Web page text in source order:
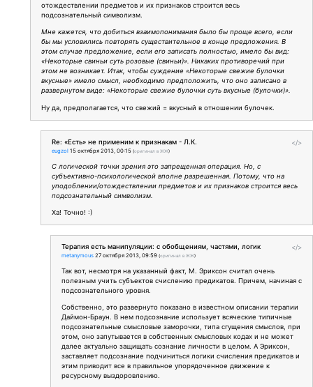
отождествлении предметов и их признаков строится весь
подсознательный символизм.
Мне кажется, что добиться взаимопонимания было бы проще всего, если
бы мы условились повторять существительное в конце предложения. В
этом случае предложение, если его записать полностью, имело бы вид:
«Некоторые свиньи суть розовые (свиньи)». Никаких противоречий при
этом не возникает. Итак, чтобы суждение «Некоторые свежие булочки
вкусные» имело смысл, необходимо предположить, что оно записано в
развернутом виде: «Некоторые свежие булочки суть вкусные (булочки)».
Ну да, предполагается, что свежий = вкусный в отношении булочек.
</>
Re: «Есть» не применим к признакам - Л.К.
eugzol 15 октября 2013, 00:15 (оригинал в ЖЖ)
С логической точки зрения это запрещенная операция. Но, с
субъективно-психологической вполне разрешенная. Потому, что на
уподоблении/отождествлении предметов и их признаков строится весь
подсознательный символизм.
Ха! Точно! :)
</>
Терапия есть манипуляции: с обобщениям, частями, логик
metanymous 27 октября 2013, 09:59 (оригинал в ЖЖ)
Так вот, несмотря на указанный факт, М. Эриксон считал очень
полезным учить субъектов счислению предикатов. Причем, начиная с
подсознательного уровня.
Собственно, это развернуто показано в известном описании терапии
Даймон-Браун. В нем подсознание использует всяческие типичные
подсознательные смысловые заморочки, типа сгущения смыслов, при
этом, оно запутывается в собственных смысловых кодах и не может
далее актуально защищать сознание личности в целом. А Эриксон,
заставляет подсознание подчиниться логики счисления предикатов и
этим приводит все в правильное упорядоченное движение к
ресурсному выздоровлению.